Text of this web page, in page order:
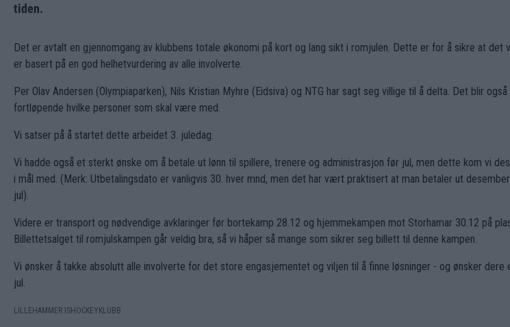
tiden.
Det er avtalt en gjennomgang av klubbens totale økonomi på kort og lang sikt i romjulen. Dette er for å sikre at det
er basert på en god helhetvurdering av alle involverte.
Per Olav Andersen (Olympiaparken), Nils Kristian Myhre (Eidsiva) og NTG har sagt seg villige til å delta. Det blir også
fortløpende hvilke personer som skal være med.
Vi satser på å startet dette arbeidet 3. juledag.
Vi hadde også et sterkt ønske om å betale ut lønn til spillere, trenere og administrasjon før jul, men dette kom vi
i mål med. (Merk: Utbetalingsdato er vanligvis 30. hver mnd, men det har vært praktisert at man betaler ut
jul).
Videre er transport og nødvendige avklaringer før bortekamp 28.12 og hjemmekampen mot Storhamar 30.12 på
Billettetsalget til romjulskampen går veldig bra, så vi håper så mange som sikrer seg billett til denne kampen.
Vi ønsker å takke absolutt alle involverte for det store engasjementet og viljen til å finne løsninger - og ønsker dere
jul.
LILLEHAMMER ISHOCKEYKLUBB